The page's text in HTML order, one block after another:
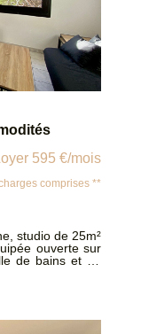
595 €/mois
comprises **
studio de 25m²
ouverte sur
de bains et un